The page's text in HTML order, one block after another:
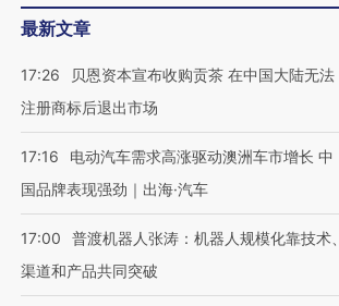
最新文章
17:26
贝恩资本宣布收购贡茶 在中国大陆无法
注册商标后退出市场
17:16
电动汽车需求高涨驱动澳洲车市增长 中
国品牌表现强劲｜出海·汽车
17:00
普渡机器人张涛：机器人规模化靠技术、
渠道和产品共同突破